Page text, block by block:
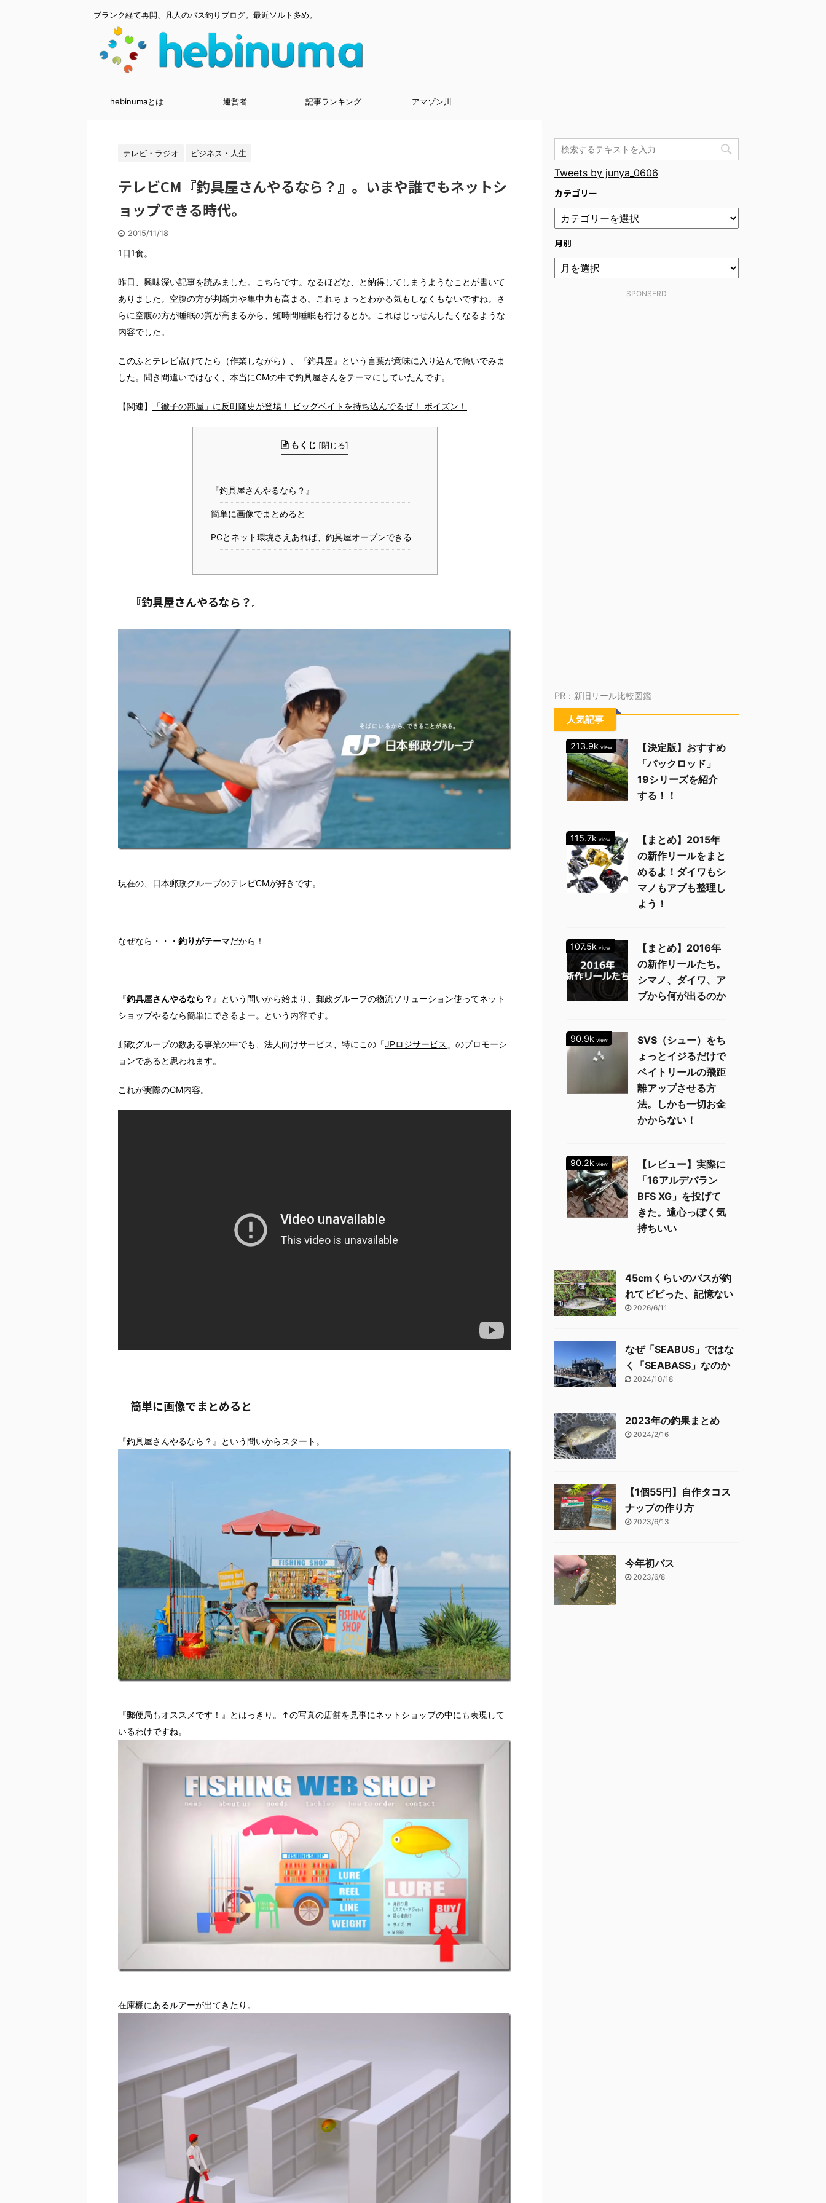
ブランク経て再開、凡人のバス釣りブログ。最近ソルト多め。
hebinumaとは 運営者 記事ランキング アマゾン川
テレビ・ラジオ ビジネス・人生
テレビCM『釣具屋さんやるなら？』。いまや誰でもネットシ
ョップできる時代。
2015/11/18
1日1食。
昨日、興味深い記事を読みました。 こちらです。なるほどな、と納得してしまうようなことが書いて
ありました。空腹の方が判断力や集中力も高まる。これちょっとわかる気もしなくもないですね。さ
らに空腹の方が睡眠の質が高まるから、短時間睡眠も行けるとか。これはじっせんしたくなるような
内容でした。
このふとテレビ点けてたら（作業しながら）、『釣具屋』という言葉が意味に入り込んで急いでみま
した。聞き間違いではなく、本当にCMの中で釣具屋さんをテーマにしていたんです。
【関連】 「徹子の部屋」に反町隆史が登場！ ビッグベイトを持ち込んでるゼ！ ポイズン！
もくじ [閉じる]
『釣具屋さんやるなら？』
簡単に画像でまとめると
PCとネット環境さえあれば、釣具屋オープンできる
『釣具屋さんやるなら？』
現在の、日本郵政グループのテレビCMが好きです。
なぜなら・・・ 釣りがテーマだから！
『釣具屋さんやるなら？ 』という問いから始まり、郵政グループの物流ソリューション使ってネット
ショップやるなら簡単にできるよー。という内容です。
郵政グループの数ある事業の中でも、法人向けサービス、特にこの「JPロジサービス 」のプロモーシ
ョンであると思われます。
これが実際のCM内容。
簡単に画像でまとめると
『釣具屋さんやるなら？』という問いからスタート。
『郵便局もオススメです！』とはっきり。↑の写真の店舗を見事にネットショップの中にも表現して
いるわけですね。
在庫棚にあるルアーが出てきたり。
Tweets by junya_0606
カテゴリー
月別
SPONSERD
PR： 新旧リール比較図鑑
人気記事
213.9k view
【決定版】おすすめ
「パックロッド」
19シリーズを紹介
する！！
115.7k view
【まとめ】2015年
の新作リールをまと
めるよ！ダイワもシ
マノもアブも整理し
よう！
107.5k view
【まとめ】2016年
の新作リールたち。
シマノ、ダイワ、ア
ブから何が出るのか
90.9k view
SVS（シュー）をち
ょっとイジるだけで
ベイトリールの飛距
離アップさせる方
法。しかも一切お金
かからない！
90.2k view
【レビュー】実際に
「16アルデバラン
BFS XG」を投げて
きた。遠心っぽく気
持ちいい
45cmくらいのバスが釣
れてビビった、記憶ない
2026/6/11
なぜ「SEABUS」ではな
く「SEABASS」なのか
2024/10/18
2023年の釣果まとめ
2024/2/16
【1個55円】自作タコス
ナップの作り方
2023/6/13
今年初バス
2023/6/8